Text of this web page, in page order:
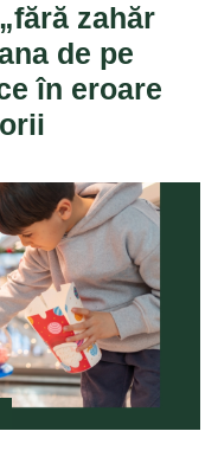
zahăr
de pe
în eroare